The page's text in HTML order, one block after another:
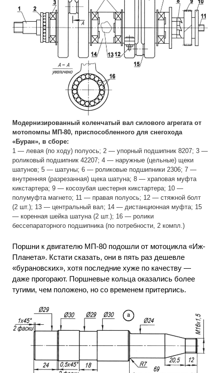
Модернизированный коленчатый вал силового агрегата от
мотопомпы МП-80, приспособленного для снегохода
«Буран», в сборе:
1 — левая (по ходу) полуось; 2 — упорный подшипник 8207; 3 —
роликовый подшипник 42207; 4 — наружные (цельные) щеки
шатунов; 5 — шатуны; 6 — роликовые подшипники 2306; 7 —
внутренняя (разрезанная) щека шатуна; 8 — храповая муфта
кикстартера; 9 — косозубая шестерня кикстартера; 10 —
полумуфта магнето; 11 — правая полуось; 12 — стяжной болт
(2 шт.); 13 — центральный вал; 14 — дистанционная муфта; 15
— коренная шейка шатуна (2 шт.); 16 — ролики
бессепараторного подшипника (по потребности, 2 компл.)
Поршни к двигателю МП-80 подошли от мотоцикла «Иж-
Планета». Кстати сказать, они в пять раз дешевле
«бурановских», хотя последние хуже по качеству —
даже прогорают. Поршневые кольца оказались более
тугими, чем положено, но со временем притерлись.